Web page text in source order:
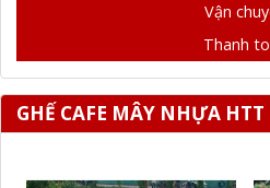
Vận
Thanh
GHẾ CAFE MÂY NHỰA